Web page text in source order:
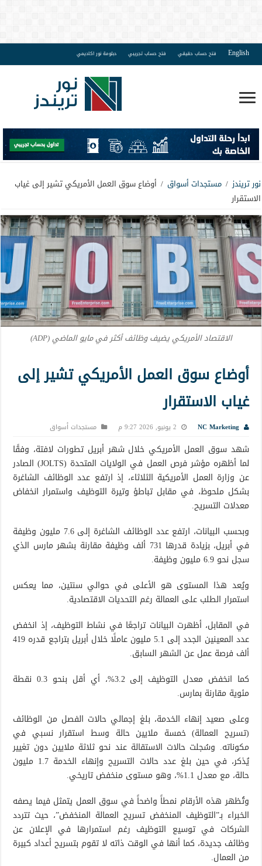
English فتح حساب حقيقي فتح حساب تجريبي دبلومة نور اكاديمي
نور تريندز / مستجدات أسواق / أوضاع سوق العمل الأمريكي تشير إلى غياب
الاستقرار
الاقتصاد الأمريكي يضيف وظائف أكثر في مايو الماضي (ADP)
أوضاع سوق العمل الأمريكي تشير إلى
غياب الاستقرار
NC Marketing 2 يونيو, 2026 9:27 م مستجدات أسواق
شهد سوق العمل الأمريكي خلال شهر أبريل تطورات لافتة، وفقًا
لما أظهره مؤشر فرص العمل في الولايات المتحدة (JOLTS) الصادر
عن وزارة العمل الأمريكية الثلاثاء، إذ ارتفع عدد الوظائف الشاغرة
بشكل ملحوظ، في مقابل تباطؤ وتيرة التوظيف واستمرار انخفاض
معدلات التسريح.
وبحسب البيانات، ارتفع عدد الوظائف الشاغرة إلى 7.6 مليون وظيفة
في أبريل، بزيادة قدرها 731 ألف وظيفة مقارنة بشهر مارس الذي
سجل نحو 6.9 مليون وظيفة.
ويُعد هذا المستوى هو الأعلى في حوالي سنتين، مما يعكس
استمرار الطلب على العمالة رغم التحديات الاقتصادية.
في المقابل، أظهرت البيانات تراجعًا في نشاط التوظيف، إذ انخفض
عدد المعينين الجدد إلى 5.1 مليون عاملًا خلال أبريل بتراجع قدره 419
ألف فرصة عمل عن الشهر السابق.
كما انخفض معدل التوظيف إلى 3.2%، أي أقل بنحو 0.3 نقطة
مئوية مقارنة بمارس.
وعلى صعيد إنهاء الخدمة، بلغ إجمالي حالات الفصل من الوظائف
(تسريح العمالة) خمسة ملايين حالة وسط استقرار نسبي في
مكوناته. وسُجلت حالات الاستقالة عند نحو ثلاثة ملايين دون تغيير
يُذكر، في حين بلغ عدد حالات التسريح وإنهاء الخدمة 1.7 مليون
حالة، مع معدل 1.1%، وهو مستوى منخفض تاريخي.
وتُظهر هذه الأرقام نمطاً واضحاً في سوق العمل يتمثل فيما يصفه
الخبراء بـ”التوظيف المنخفض تسريح العمالة المنخفض”، حيث تتردد
الشركات في توسيع التوظيف رغم استمرارها في الإعلان عن
وظائف جديدة، كما أنها في الوقت ذاته لا تقوم بتسريح أعداد كبيرة
من العمال.